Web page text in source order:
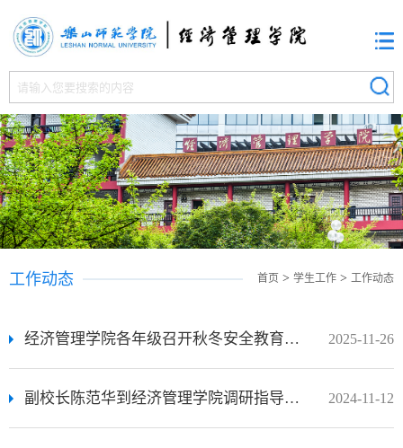
首页 > 学生工作 > 工作动态
工作动态
经济管理学院各年级召开秋冬安全教育主题大会 2025-11-26
副校长陈范华到经济管理学院调研指导工作 2024-11-12